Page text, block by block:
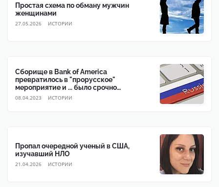
Простая схема по обману мужчин
женщинами
27.05.2026 ИСТОРИИ
Сборище в Bank of America
превратилось в "прорусское"
мероприятие и ... было срочно
прекращено
08.04.2023 ИСТОРИИ
Пропал очередной ученый в США,
изучавший НЛО
21.04.2026 ИСТОРИИ